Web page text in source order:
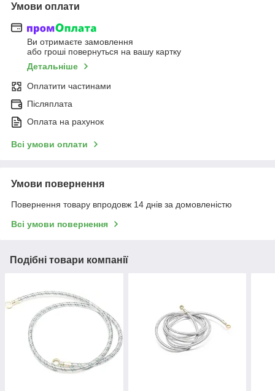
Умови оплати
Ви отримаєте замовлення
або гроші повернуться на вашу картку
Детальніше
Оплатити частинами
Післяплата
Оплата на рахунок
Всі умови оплати
Умови повернення
Повернення товару впродовж 14 днів за домовленістю
Всі умови повернення
Подібні товари компанії